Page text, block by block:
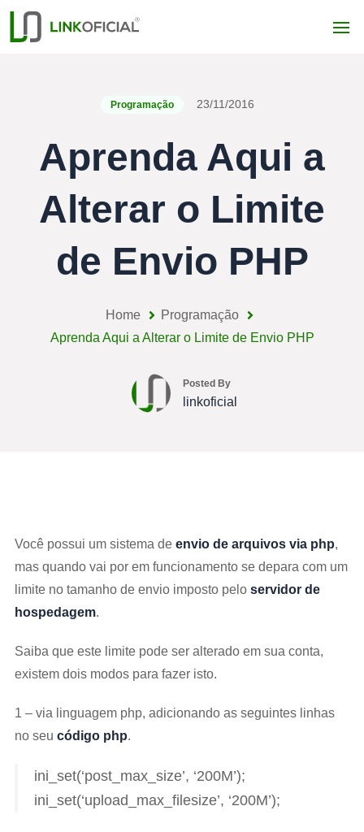
Programação 23/11/2016
Aprenda Aqui a
Alterar o Limite
de Envio PHP
Home
Programação
Aprenda Aqui a Alterar o Limite de Envio PHP
Posted By
linkoficial
Você possui um sistema de envio de arquivos via php,
mas quando vai por em funcionamento se depara com um
limite no tamanho de envio imposto pelo servidor de
hospedagem.
Saiba que este limite pode ser alterado em sua conta,
existem dois modos para fazer isto.
1 – via linguagem php, adicionando as seguintes linhas
no seu código php.
ini_set(‘post_max_size’, ‘200M’);
ini_set(‘upload_max_filesize’, ‘200M’);